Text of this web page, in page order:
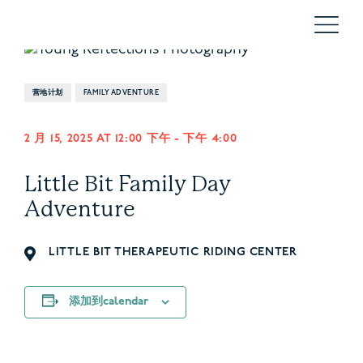
营地计划 FAMILY ADVENTURE
2 月 15, 2025 AT 12:00 下午 - 下午 4:00
Little Bit Family Day
Adventure
LITTLE BIT THERAPEUTIC RIDING CENTER
添加到calendar